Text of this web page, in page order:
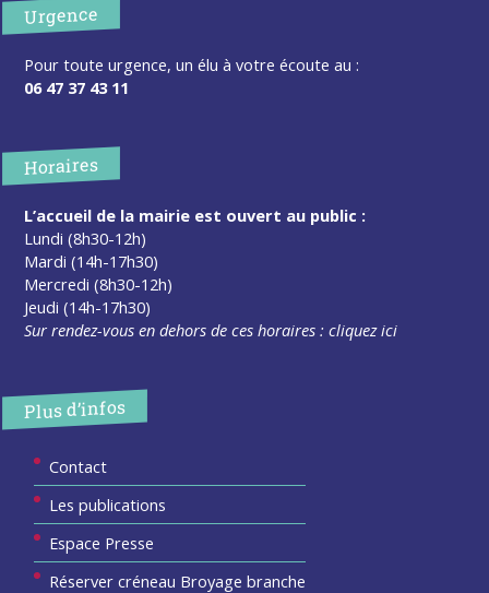
Urgence
Pour toute urgence, un élu à votre écoute au :
06 47 37 43 11
Horaires
L’accueil de la mairie est ouvert au public :
Lundi (8h30-12h)
Mardi (14h-17h30)
Mercredi (8h30-12h)
Jeudi (14h-17h30)
Sur rendez-vous en dehors de ces horaires :cliquez ici
Plus d’infos
Contact
Les publications
Espace Presse
Réserver créneau Broyage branche